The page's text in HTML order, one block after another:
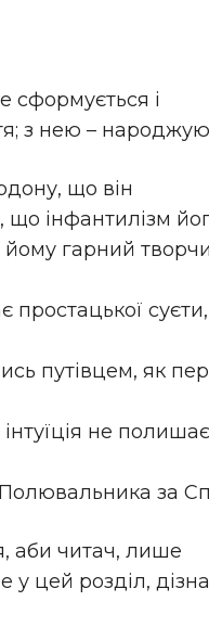
сформується і
з нею –
що він
що інфантилізм
гарний
простацької
путівцем, як
не
за
аби читач, лише
цей розділ,